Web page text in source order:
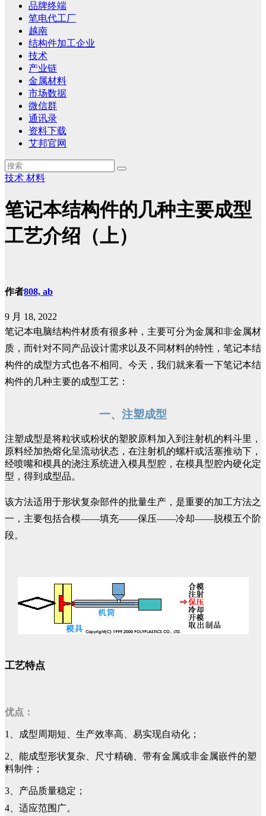
品牌终端
笔电代工厂
越南
结构件加工企业
技术
产业链
金属材料
市场数据
微信群
通讯录
资料下载
艾邦官网
技术 材料
笔记本结构件的几种主要成型
工艺介绍（上）
作者808, ab
9 月 18, 2022
笔记本电脑结构件材质有很多种，主要可分为金属和非金属材
质，而针对不同产品设计需求以及不同材料的特性，笔记本结
构件的成型方式也各不相同。今天，我们就来看一下笔记本结
构件的几种主要的成型工艺：
一、注塑成型
注塑成型是将粒状或粉状的塑胶原料加入到注射机的料斗里，
原料经加热熔化呈流动状态，在注射机的螺杆或活塞推动下，
经喷嘴和模具的浇注系统进入模具型腔，在模具型腔内硬化定
型，得到成型品。
该方法适用于形状复杂部件的批量生产，是重要的加工方法之
一，主要包括合模——填充——保压——冷却——脱模五个阶
段。
工艺特点
优点：
1、成型周期短、生产效率高、易实现自动化；
2、能成型形状复杂、尺寸精确、带有金属或非金属嵌件的塑
料制件；
3、产品质量稳定；
4、适应范围广。